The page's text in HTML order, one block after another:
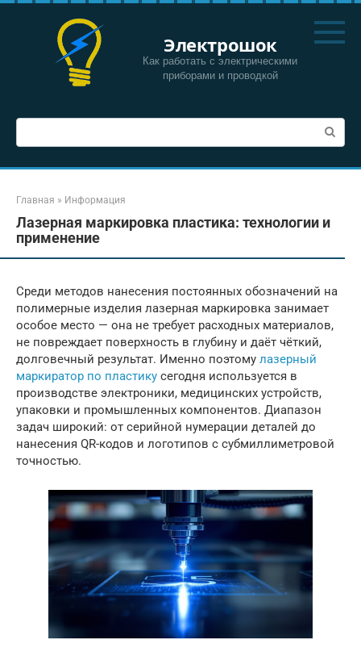
Перейти
Электрошок
Как работать с электрическими
приборами и проводкой
Поиск:
Главная » Информация
Лазерная маркировка пластика: технологии и
применение
Среди методов нанесения постоянных обозначений на
полимерные изделия лазерная маркировка занимает
особое место — она не требует расходных материалов,
не повреждает поверхность в глубину и даёт чёткий,
долговечный результат. Именно поэтому лазерный
маркиратор по пластику сегодня используется в
производстве электроники, медицинских устройств,
упаковки и промышленных компонентов. Диапазон
задач широкий: от серийной нумерации деталей до
нанесения QR-кодов и логотипов с субмиллиметровой
точностью.